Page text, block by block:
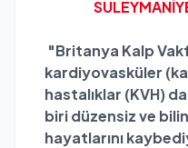
"Britanya Kalp
kardiyovasküler
hastalıklar (KVH)
biri düzensiz ve
hayatlarını